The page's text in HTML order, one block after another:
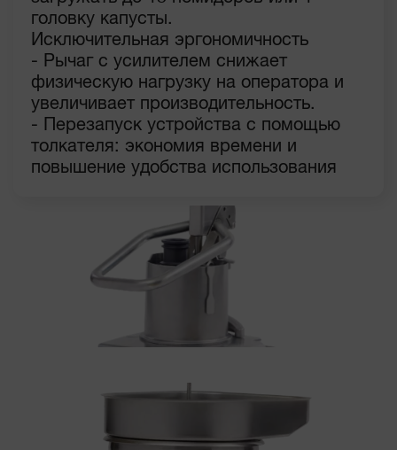
головку капусты.
Исключительная эргономичность
- Рычаг с усилителем снижает
физическую нагрузку на оператора и
увеличивает производительность.
- Перезапуск устройства с помощью
толкателя: экономия времени и
повышение удобства использования